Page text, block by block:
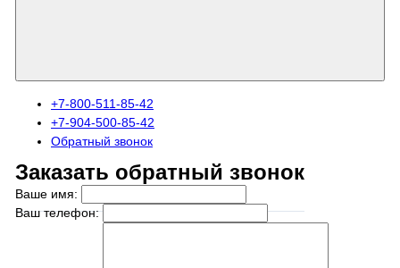
+7-800-511-85-42
+7-904-500-85-42
Обратный звонок
Заказать обратный звонок
Ваше имя:
Ваш телефон: